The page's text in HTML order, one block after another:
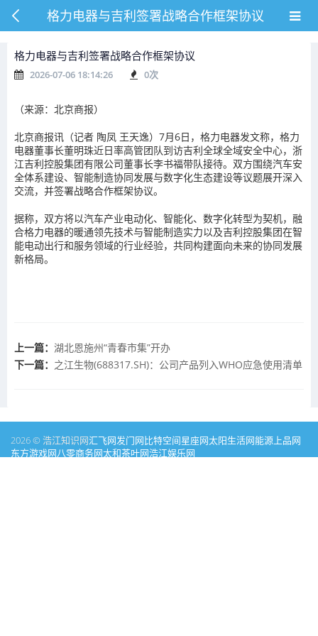
格力电器与吉利签署战略合作框架协议
格力电器与吉利签署战略合作框架协议
2026-07-06 18:14:26 0次
（来源：北京商报）
北京商报讯（记者 陶凤 王天逸）7月6日，格力电器发文称，格力
电器董事长董明珠近日率高管团队到访吉利全球全域安全中心，浙
江吉利控股集团有限公司董事长李书福带队接待。双方围绕汽车安
全体系建设、智能制造协同发展与数字化生态建设等议题展开深入
交流，并签署战略合作框架协议。
据称，双方将以汽车产业电动化、智能化、数字化转型为契机，融
合格力电器的暖通领先技术与智能制造实力以及吉利控股集团在智
能电动出行和服务领域的行业经验，共同构建面向未来的协同发展
新格局。
上一篇： 湖北恩施州“青春市集”开办
下一篇： 之江生物(688317.SH)：公司产品列入WHO应急使用清单
2026 © 浩江知识网汇飞网发门网比特空间星座网太阳生活网能源 上品网
东方游戏网八零商务网太和茶叶网浩江娱乐网